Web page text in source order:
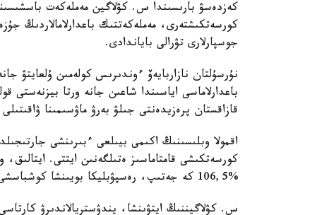
كەزدەسۋ بارىسىندا س. كۋلاگين مەملەكەت
كورسەتكىشتەرى، مەملەكەتتىك باعدارلامالاردىڭ
جوسپارلارى تۋرالى باياندادى.
نۇرسۇلتان نازاربايەۆ ءوندىرىس كولەمىن
باعدارلاماسى اياسىندا شاعىن جانە ورتا بيزنەستى
قازاقستان پرەزيدەنتى جىلۋ بەرۋ ماۋسىمىنا
اقمولا وبلىسىنىڭ اكىمى بيىلعى ءبىرىنشى
كورسەتكىشى قامتاماسىز ەتىلگەنىن ايتتى.
%106,5 كە جەتىپ، رەسپۋبليكا بويىنشا كوشباسشى كورسەتكىشكە اينالدى.